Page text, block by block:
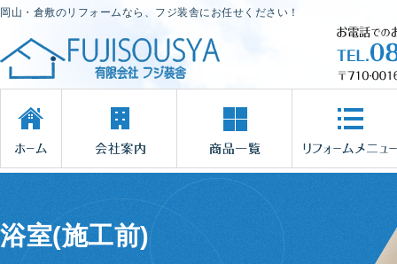
岡山・倉敷のリフォームなら、フジ装舎にお任せください！
浴室(施工前)